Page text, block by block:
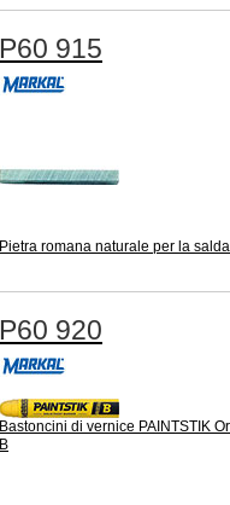
P60 915
Pietra romana naturale per la
P60 920
Bastoncini di vernice PAINTSTIK
B